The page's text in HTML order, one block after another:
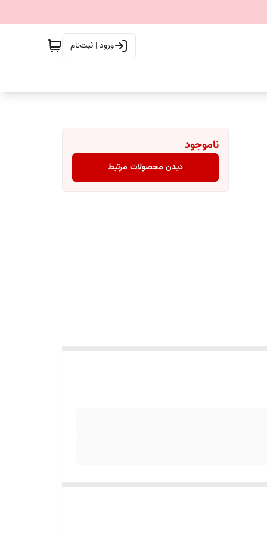
ورود | ثبت‌نام
ناموجود
دیدن محصولات مرتبط